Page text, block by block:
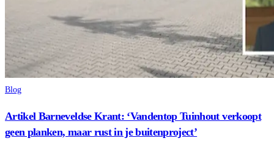
Blog
Artikel Barneveldse Krant: ‘Vandentop Tuinhout verkoopt
geen planken, maar rust in je buitenproject’